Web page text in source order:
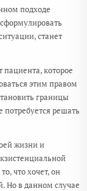
подходе
станет
которое
этим правом
границы
решать
жизни и
что хочет, он
Но в данном случае